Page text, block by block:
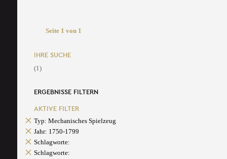
Seite 1 von 1
IHRE SUCHE
(1)
ERGEBNISSE FILTERN
AKTIVE FILTER
Typ: Mechanisches Spielzeug
Jahr: 1750-1799
Schlagworte:
Schlagworte: